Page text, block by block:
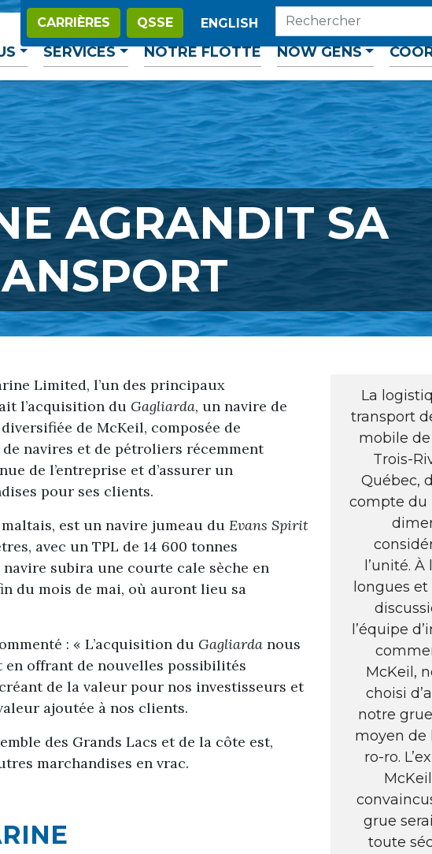
SERVICES NOTRE FLOTTE NOW GENS
CARRIÈRES QSSE
ENGLISH
RECHERCHER
AGRANDIT SA
Limited, l’un des principaux
l’acquisition du Gagliarda, un navire de
de McKeil, composée de
navires et de pétroliers récemment
de l’entreprise et d’assurer un
pour ses clients.
est un navire jumeau du Evans Spirit
avec un TPL de 14 600 tonnes
subira une courte cale sèche en
du mois de mai, où auront lieu sa
: « L’acquisition du Gagliarda nous
offrant de nouvelles possibilités
de la valeur pour nos investisseurs et
ajoutée à nos clients.
des Grands Lacs et de la côte est,
marchandises en vrac.
La
transport
mobile de
Trois-
Québec,
compte du
l’unité.
longues
l’équipe
McKeil,
choisi
notre
moyen de
ro-ro.
grue
toute